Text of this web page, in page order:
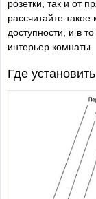
розетки, так и от
рассчитайте такое
доступности, и в
интерьер комнаты.
Где